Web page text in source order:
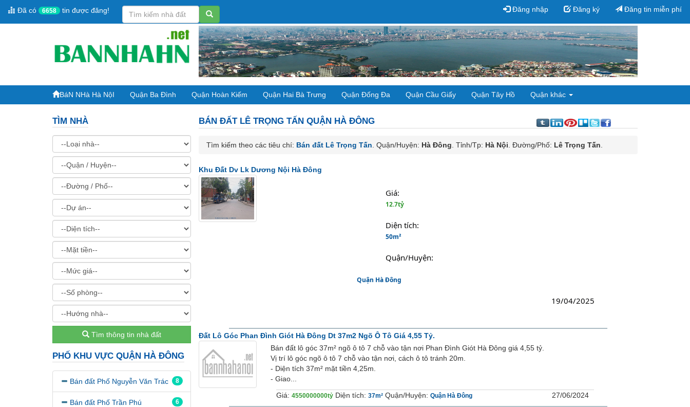
Đã có 6658 tin được đăng! Đăng nhập Đăng ký Đăng tin miễn phí
BáN NHà Hà NộI Quận Ba Đình Quận Hoàn Kiếm Quận Hai Bà Trưng Quận Đống Đa Quận Cầu Giấy Quận Tây Hồ Quận khác
TÌM NHÀ
Tìm thông tin nhà đất
PHỐ KHU VỰC QUẬN HÀ ĐÔNG
8
Bán đất Phố Nguyễn Văn Trác
6
Bán đất Phố Trần Phú
BÁN ĐẤT LÊ TRỌNG TẤN QUẬN HÀ ĐÔNG
Tìm kiếm theo các tiêu chí: Bán đất Lê Trọng Tấn . Quận/Huyện: Hà Đông . Tỉnh/Tp: Hà Nội . Đường/Phố: Lê Trọng Tấn
Khu Đất Dv Lk Dương Nội Hà Đông
Giá:
12.7tỷ
Diện tích:
50m²
Quận/Huyện:
							Quận Hà Đông
19/04/2025
Đất Lô Góc Phan Đình Giót Hà Đông Dt 37m2 Ngõ Ô Tô Giá 4,55 Tỷ.
Bán đất lô góc 37m² ngõ ô tô 7 chỗ vào tận nơi Phan Đình Giót Hà Đông giá 4,55 tỷ.
Vị trí lô góc ngõ ô tô 7 chỗ vào tận nơi, cách ô tô tránh 20m.
- Diện tích 37m² mặt tiền 4,25m.
- Giao...
Giá: 4550000000tỷ Diện tích: 37m² Quận/Huyện: Quận Hà Đông 27/06/2024